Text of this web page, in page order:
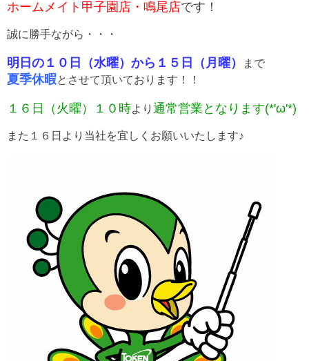
ホームメイト甲子園店・鳴尾店です！
誠に勝手ながら・・・
明日の１０日（水曜）から１５日（月曜） まで
夏季休暇とさせて頂いております！！
１６日（火曜）１０時より 通常営業となります(*'ω'*)
また１６日より当社を宜しくお願いいたします♪